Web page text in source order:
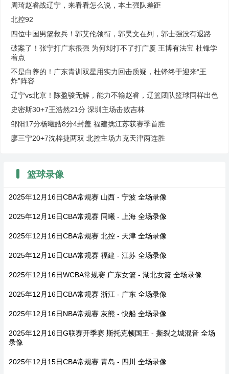
周琦赵睿战辽宁，来看看怎么说，本土强队差距
北控92
四位中国男篮救兵！郭艾伦领衔，郭昊文在列，郭士强没有退路
破案了！张宁打广东很强 为何却打不了打广厦 王博有法宝 杜锋学
着点
不是白养的！广东青训双星用实力回击质疑，杜锋终于迎来“王
炸”阵容
辽宁vs北京！陈盈骏无解，能力不输赵睿，辽篮团队篮球同样出色
史密斯30+7王浩然21分 深圳主场击败吉林
邹阳17分杨曦皓8分4封盖 福建擒江苏获赛季首胜
廖三宁20+7沈梓捷两双 北控主场力克天津两连胜
篮球录像
2025年12月16日CBA常规赛 山西 - 宁波 全场录像
2025年12月16日CBA常规赛 同曦 - 上海 全场录像
2025年12月16日CBA常规赛 北控 - 天津 全场录像
2025年12月16日CBA常规赛 福建 - 江苏 全场录像
2025年12月16日WCBA常规赛 广东女篮 - 湖北女篮 全场录像
2025年12月16日CBA常规赛 浙江 - 广东 全场录像
2025年12月16日NBA常规赛 灰熊 - 快船 全场录像
2025年12月16日G联赛开季赛 斯托克顿国王 - 撕裂之城混音 全场
录像
2025年12月15日CBA常规赛 青岛 - 四川 全场录像